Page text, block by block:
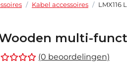
Kabel accessoires
Wooden multi-
(0 beoordelingen)